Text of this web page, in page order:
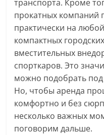
транспорта. Кроме
прокатных компаний
практически на
компактных
вместительных
спорткаров. Это
можно подобрать
Но, чтобы аренда
комфортно и без
несколько важных
поговорим дальше.